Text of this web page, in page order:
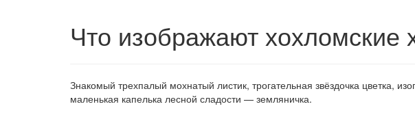
Что изображают хохломские
Знакомый трехпалый мохнатый листик, трогательная звёздочка цветка,
маленькая капелька лесной сладости — земляничка.